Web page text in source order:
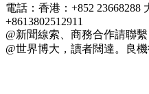
電話：香港：+852 23668288
+8613802512911
@新聞線索、商務合作請聯繫
@世界博大，讀者闊達。良機